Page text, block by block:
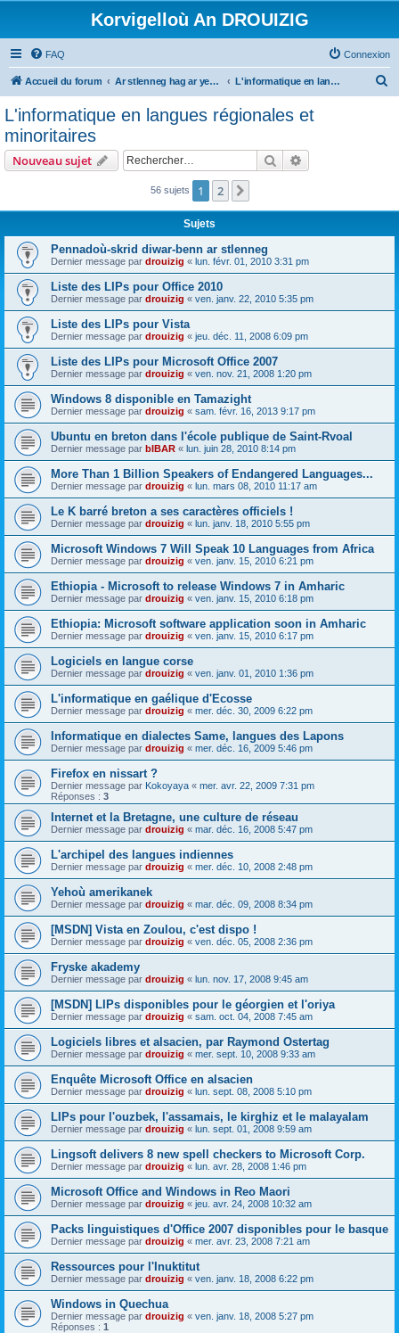
Korvigelloù An DROUIZIG
FAQ Connexion
Accueil du forum Ar stlenneg hag ar yezhoù bihan er bed a-bezh L'informatique en langues régionales et minoritaires
c
r
L'informatique en langues régionales et
minoritaires
Nouveau sujet Rechercher
56 sujets 1 2
Sujets
Pennadoù-skrid diwar-benn ar stlenneg
Dernier message par drouizig « lun. févr. 01, 2010 3:31 pm
Liste des LIPs pour Office 2010
Dernier message par drouizig « ven. janv. 22, 2010 5:35 pm
Liste des LIPs pour Vista
Dernier message par drouizig « jeu. déc. 11, 2008 6:09 pm
Liste des LIPs pour Microsoft Office 2007
Dernier message par drouizig « ven. nov. 21, 2008 1:20 pm
Windows 8 disponible en Tamazight
Dernier message par drouizig « sam. févr. 16, 2013 9:17 pm
Ubuntu en breton dans l'école publique de Saint-Rvoal
Dernier message par bIBAR « lun. juin 28, 2010 8:14 pm
More Than 1 Billion Speakers of Endangered Languages...
Dernier message par drouizig « lun. mars 08, 2010 11:17 am
Le K barré breton a ses caractères officiels !
Dernier message par drouizig « lun. janv. 18, 2010 5:55 pm
Microsoft Windows 7 Will Speak 10 Languages from Africa
Dernier message par drouizig « ven. janv. 15, 2010 6:21 pm
Ethiopia - Microsoft to release Windows 7 in Amharic
Dernier message par drouizig « ven. janv. 15, 2010 6:18 pm
Ethiopia: Microsoft software application soon in Amharic
Dernier message par drouizig « ven. janv. 15, 2010 6:17 pm
Logiciels en langue corse
Dernier message par drouizig « ven. janv. 01, 2010 1:36 pm
L'informatique en gaélique d'Ecosse
Dernier message par drouizig « mer. déc. 30, 2009 6:22 pm
Informatique en dialectes Same, langues des Lapons
Dernier message par drouizig « mer. déc. 16, 2009 5:46 pm
Firefox en nissart ?
Dernier message par Kokoyaya « mer. avr. 22, 2009 7:31 pm
Réponses : 3
Internet et la Bretagne, une culture de réseau
Dernier message par drouizig « mar. déc. 16, 2008 5:47 pm
L'archipel des langues indiennes
Dernier message par drouizig « mer. déc. 10, 2008 2:48 pm
Yehoù amerikanek
Dernier message par drouizig « mar. déc. 09, 2008 8:34 pm
[MSDN] Vista en Zoulou, c'est dispo !
Dernier message par drouizig « ven. déc. 05, 2008 2:36 pm
Fryske akademy
Dernier message par drouizig « lun. nov. 17, 2008 9:45 am
[MSDN] LIPs disponibles pour le géorgien et l'oriya
Dernier message par drouizig « sam. oct. 04, 2008 7:45 am
Logiciels libres et alsacien, par Raymond Ostertag
Dernier message par drouizig « mer. sept. 10, 2008 9:33 am
Enquête Microsoft Office en alsacien
Dernier message par drouizig « lun. sept. 08, 2008 5:10 pm
LIPs pour l'ouzbek, l'assamais, le kirghiz et le malayalam
Dernier message par drouizig « lun. sept. 01, 2008 9:59 am
Lingsoft delivers 8 new spell checkers to Microsoft Corp.
Dernier message par drouizig « lun. avr. 28, 2008 1:46 pm
Microsoft Office and Windows in Reo Maori
Dernier message par drouizig « jeu. avr. 24, 2008 10:32 am
Packs linguistiques d'Office 2007 disponibles pour le basque
Dernier message par drouizig « mer. avr. 23, 2008 7:21 am
Ressources pour l'Inuktitut
Dernier message par drouizig « ven. janv. 18, 2008 6:22 pm
Windows in Quechua
Dernier message par drouizig « ven. janv. 18, 2008 5:27 pm
Réponses : 1